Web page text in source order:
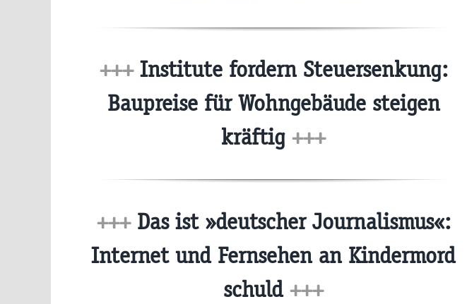
+++Institute fordern Steuersenkung:
Baupreise für Wohngebäude steigen
kräftig +++
+++Das ist »deutscher Journalismus«:
Internet und Fernsehen an Kindermord
schuld +++